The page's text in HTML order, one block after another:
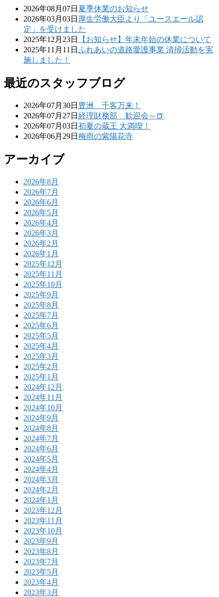
2026年08月07日 夏季休業のお知らせ
2026年03月03日 厚生労働大臣より「ユースエール認
定」を受けました
2025年12月23日
【お知らせ】年末年始の休業について
2025年11月11日 ふれあいの道路愛護事業 清掃活動を実
施しました！
最近のスタッフブログ
2026年07月30日 豊洲 千客万来！
2026年07月27日 経理財務部 歓迎会～🍺
2026年07月03日 初夏の蔵王 大満喫！
2026年06月29日 梅雨の紫陽花寺
アーカイブ
2026年8月
2026年7月
2026年6月
2026年5月
2026年4月
2026年3月
2026年2月
2026年1月
2025年12月
2025年11月
2025年10月
2025年9月
2025年8月
2025年7月
2025年6月
2025年5月
2025年4月
2025年3月
2025年2月
2025年1月
2024年12月
2024年11月
2024年10月
2024年9月
2024年8月
2024年7月
2024年6月
2024年5月
2024年4月
2024年3月
2024年2月
2024年1月
2023年12月
2023年11月
2023年10月
2023年9月
2023年8月
2023年7月
2023年5月
2023年4月
2023年3月